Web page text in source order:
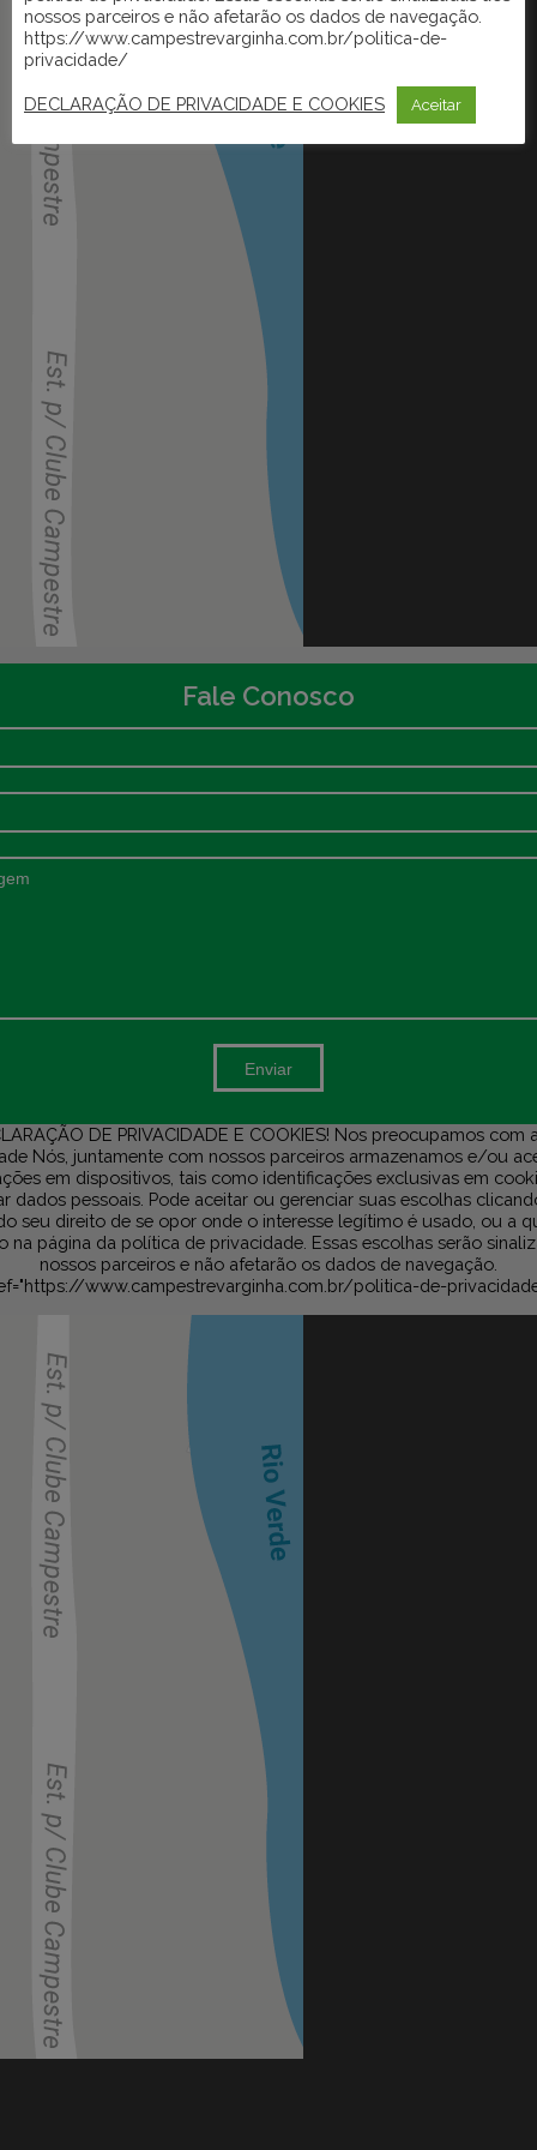
Fale Conosco
Enviar
DE PRIVACIDADE E COOKIES! Nos preocupamos com
Nós, juntamente com nossos parceiros armazenamos e/ou
em dispositivos, tais como identificações exclusivas em
dados pessoais. Pode aceitar ou gerenciar suas escolhas
seu direito de se opor onde o interesse legítimo é usado, ou a
na página da política de privacidade. Essas escolhas serão
nossos parceiros e não afetarão os dados de navegação.
www.campestrevarginha.com.br/politica-de-
nossos parceiros e não afetarão os dados de navegação.
https://www.campestrevarginha.com.br/politica-de-
privacidade/
DECLARAÇÃO DE PRIVACIDADE E COOKIES Aceitar